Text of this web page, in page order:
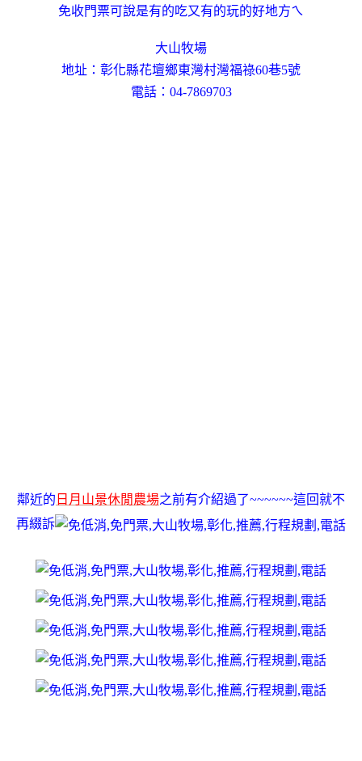
免收門票可說是有的吃又有的玩的好地方ㄟ
大山牧場
地址：彰化縣花壇鄉東灣村灣福祿60巷5號
電話：04-7869703
鄰近的 日月山景休閒農場之前有介紹過了~~~~~~這回就不
再綴訴